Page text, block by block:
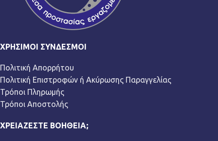
ΧΡΉΣΙΜΟΙ ΣΎΝΔΕΣΜΟΙ
Πολιτική Απορρήτου
Πολιτική Επιστροφών ή Ακύρωσης Παραγγελίας
Τρόποι Πληρωμής
Τρόποι Αποστολής
ΧΡΕΙΆΖΕΣΤΕ ΒΟΉΘΕΙΑ;